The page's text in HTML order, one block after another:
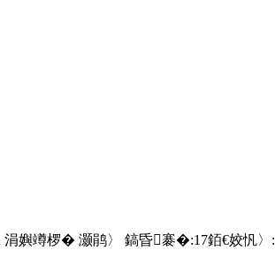
涓嬩竴椤� 灏鹃〉 鎬昏褰�:17銆€姣忛〉: